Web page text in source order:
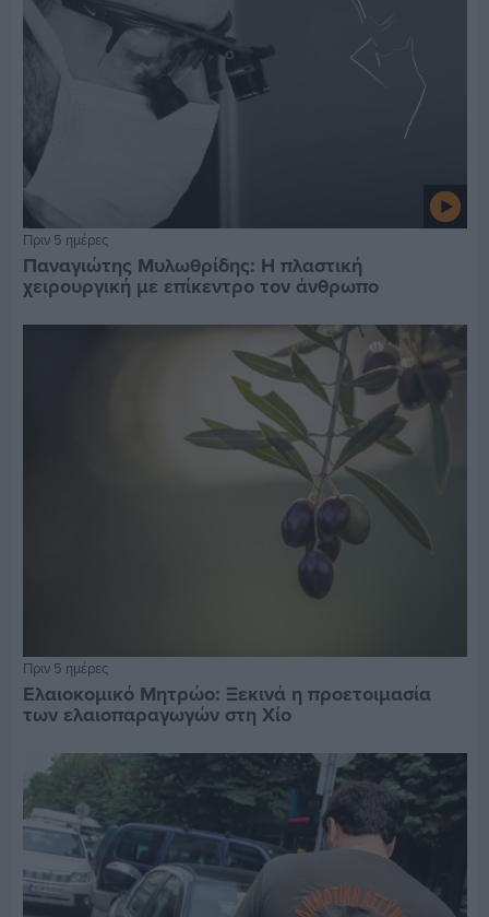
Πριν 5 ημέρες
Παναγιώτης Μυλωθρίδης: Η πλαστική
χειρουργική με επίκεντρο τον άνθρωπο
Πριν 5 ημέρες
Ελαιοκομικό Μητρώο: Ξεκινά η προετοιμασία
των ελαιοπαραγωγών στη Χίο